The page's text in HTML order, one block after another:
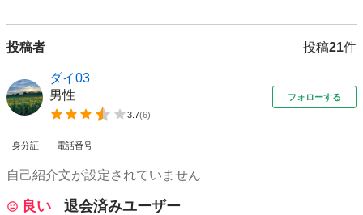
投稿者 投稿21件
ダイ03
男性
3.7(6)
フォローする
身分証 電話番号
自己紹介文が設定されていません
良い
退会済みユーザー